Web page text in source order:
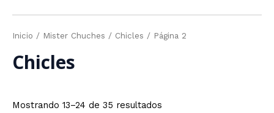
Inicio / Mister Chuches / Chicles / Página 2
Chicles
Mostrando 13–24 de 35 resultados